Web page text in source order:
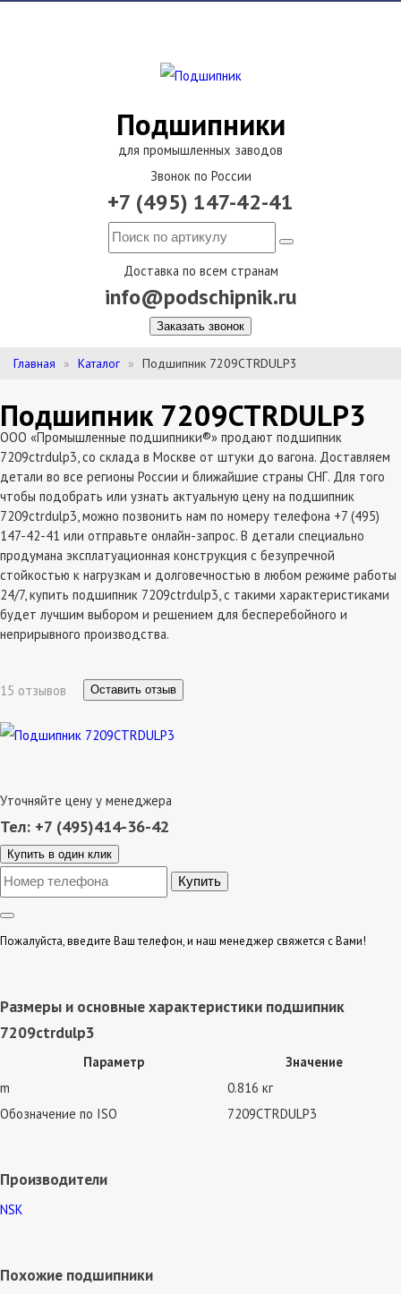
Подшипники
для промышленных заводов
Звонок по России
+7 (495) 147-42-41
Доставка по всем странам
info@podschipnik.ru
Заказать звонок
Главная Каталог Подшипник 7209CTRDULP3
Подшипник 7209CTRDULP3
ООО «Промышленные подшипники®» продают подшипник
7209ctrdulp3, со склада в Москве от штуки до вагона. Доставляем
детали во все регионы России и ближайшие страны СНГ. Для того
чтобы подобрать или узнать актуальную цену на подшипник
7209ctrdulp3, можно позвонить нам по номеру телефона +7 (495)
147-42-41 или отправьте онлайн-запрос. В детали специально
продумана эксплатуационная конструкция с безупречной
стойкостью к нагрузкам и долговечностью в любом режиме работы
24/7, купить подшипник 7209ctrdulp3, с такими характеристиками
будет лучшим выбором и решением для бесперебойного и
неприрывного производства.
15 отзывов Оставить отзыв
Уточняйте цену у менеджера
Тел: +7 (495)414-36-42
Купить в один клик
Пожалуйста, введите Ваш телефон, и наш менеджер свяжется с Вами!
Размеры и основные характеристики подшипник
7209ctrdulp3
Параметр
Значение
m
0.816 кг
Обозначение по ISO
7209CTRDULP3
Производители
NSK
Похожие подшипники